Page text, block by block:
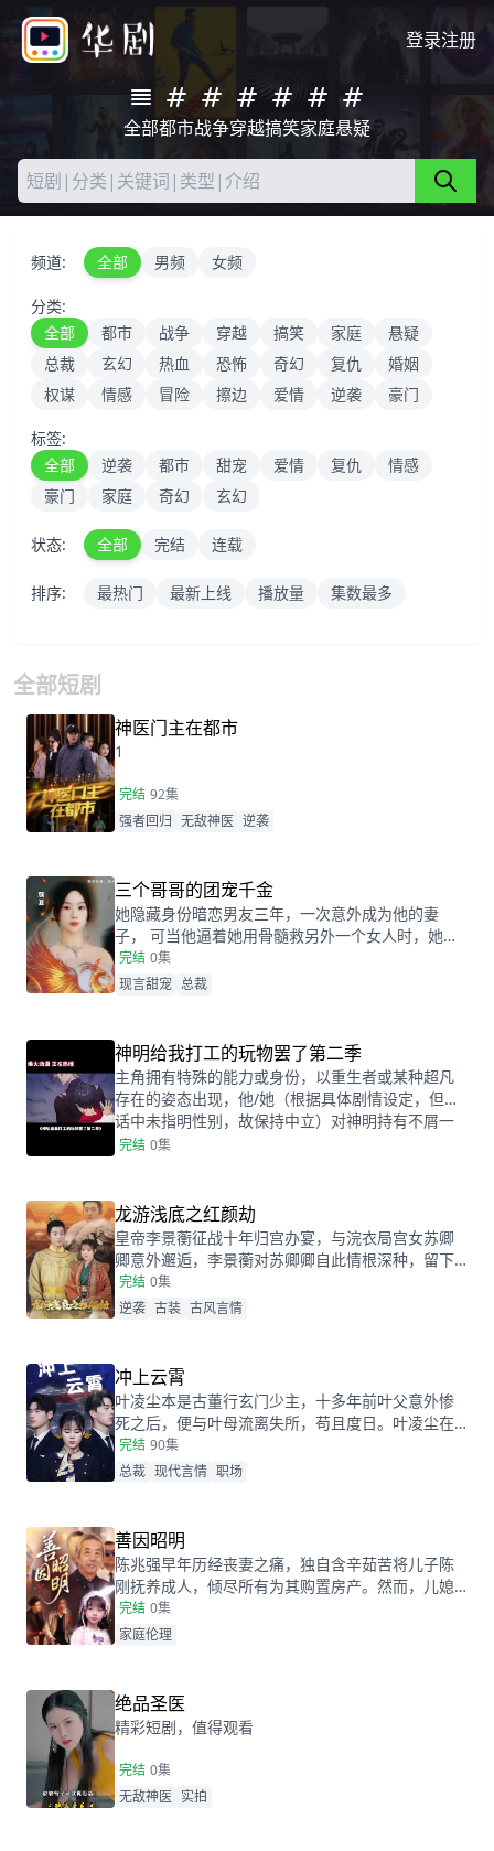
登录注册
全部都市战争穿越搞笑家庭悬疑
频道: 全部 男频 女频
分类:
全部
都市 战争 穿越 搞笑 家庭
悬疑
总裁
玄幻 热血 恐怖 奇幻 复仇
婚姻
权谋
情感 冒险 擦边 爱情 逆袭 豪门
标签:
全部
逆袭 都市 甜宠 爱情 复仇
情感
豪门
家庭 奇幻 玄幻
状态: 全部 完结 连载
排序: 最热门 最新上线 播放量 集数最多
全部短剧
神医门主在都市
1
完结 92集
强者回归 无敌神医 逆袭
三个哥哥的团宠千金
她隐藏身份暗恋男友三年，一次意外成为他的妻
子， 可当他逼着她用骨髓救另外一个女人时，她毫
不犹豫选择了离婚。 离婚后，绯闻说她嚣张跋扈，
父亲看到女儿被欺负了，霸气反击。 传闻她被包
对方。 他简直气炸了，把人逼到墙角，“我可以被你
包养，讨你欢心，而且还是免费的。”
完结 0集
现言甜宠 总裁
神明给我打工的玩物罢了第二季
主角拥有特殊的能力或身份，以重生者或某种超凡
存在的姿态出现，他/她（根据具体剧情设定，但对
话中未指明性别，故保持中立）对神明持有不屑一
顾的态度，视神明为打工的玩物。剧情围绕主角的
中，他/她与各种神明、神器以及人类和妖发生冲突
和战斗。
完结 0集
龙游浅底之红颜劫
皇帝李景蘅征战十年归宫办宴，与浣衣局宫女苏卿
卿意外邂逅，李景蘅对苏卿卿自此情根深种，留下
玉佩欲要封苏卿卿为妃。浣衣局宫女孟扶歌假冒苏
卿卿身份，成为丽妃。阴差阳错下，苏卿卿与李景
李景蘅亮明身份却遭孟扶歌羞辱。李景蘅奋力抵抗
成功保护自己与苏卿卿，孟扶歌被惩，李景蘅借
此，一并惩治朝中的贪官污吏。
完结 0集
逆袭 古装 古风言情
冲上云霄
叶凌尘本是古董行玄门少主，十多年前叶父意外惨
死之后，便与叶母流离失所，苟且度日。叶凌尘在
当服务生时，因前妻洛冰倩爱慕虚荣，与云城富少
楚天阔大打出手。受伤之后意外血脉觉醒，开启金
完结 90集
总裁 现代言情 职场
善因昭明
陈兆强早年历经丧妻之痛，独自含辛茹苦将儿子陈
刚抚养成人，倾尽所有为其购置房产。然而，儿媳
王萍性情暴躁，对陈兆强动辄打骂侮辱，甚至无情
地将他逐出家门。流落街头的陈兆强偶遇首富沈家
更是尊他为干爹。当陈刚恳请父亲回家照看孙女
时，却发现孙女在王萍的影响下也变得不孝。在一
次惊心动魄的绑架事件中，陈兆强不顾安危，舍身
救下两
完结 0集
家庭伦理
绝品圣医
精彩短剧，值得观看
完结 0集
无敌神医 实拍